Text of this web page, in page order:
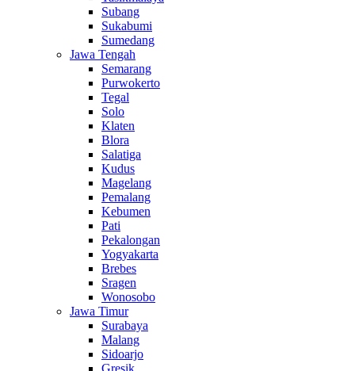
Subang
Sukabumi
Sumedang
Jawa Tengah
Semarang
Purwokerto
Tegal
Solo
Klaten
Blora
Salatiga
Kudus
Magelang
Pemalang
Kebumen
Pati
Pekalongan
Yogyakarta
Brebes
Sragen
Wonosobo
Jawa Timur
Surabaya
Malang
Sidoarjo
Gresik